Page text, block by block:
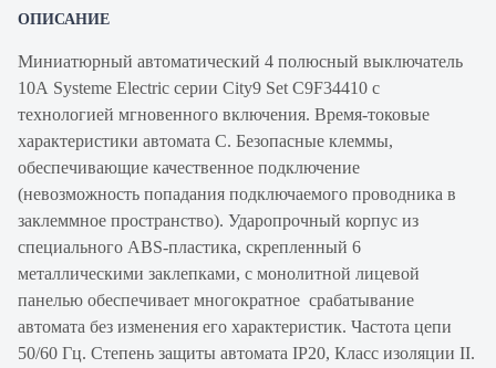
ОПИСАНИЕ
Миниатюрный автоматический 4 полюсный выключатель
10А Systeme Electric серии City9 Set C9F34410 с
технологией мгновенного включения. Время-токовые
характеристики автомата C. Безопасные клеммы,
обеспечивающие качественное подключение
(невозможность попадания подключаемого проводника в
заклеммное пространство). Ударопрочный корпус из
специального ABS-пластика, скрепленный 6
металлическими заклепками, с монолитной лицевой
панелью обеспечивает многократное срабатывание
автомата без изменения его характеристик. Частота цепи
50/60 Гц. Степень защиты автомата IP20, Класс изоляции II.